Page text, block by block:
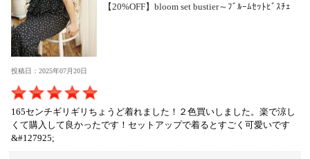
【20%OFF】bloom set bustier～ﾌﾞﾙｰﾑｾｯﾄﾋﾞｽﾁｪ
投稿日：2025年07月20日
165センチギリギリちょうど着れました！２色買いしました。楽で涼し
くて購入して良かったです！セットアップで着るとすごく可愛いです
&#127925;